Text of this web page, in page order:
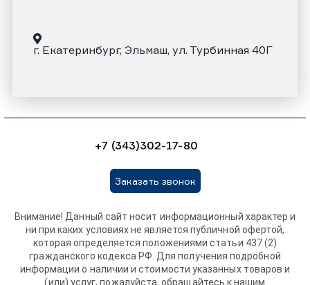
г. Екатеринбург, Эльмаш, ул. Турбинная 40Г
+7 (343)302-17-80
Заказать звонок
Внимание! Данный сайт носит информационный характер и
ни при каких условиях не является публичной офертой,
которая определяется положениями статьи 437 (2)
гражданского кодекса РФ. Для получения подробной
информации о наличии и стоимости указанных товаров и
(или) услуг, пожалуйста, обращайтесь к нашим